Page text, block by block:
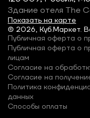
© 2026, Куб.Маркет.
Здание отеля The
Показать на карте
Публичная оферта о
Публичная оферта о
лицам
Согласие на
Согласие на
Политика
данных
Способы оплаты